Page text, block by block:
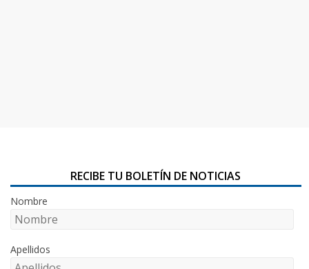
RECIBE TU BOLETÍN DE NOTICIAS
Nombre
Apellidos